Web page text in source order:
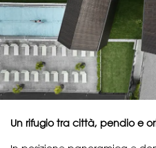
Un rifugio tra città, pendio e